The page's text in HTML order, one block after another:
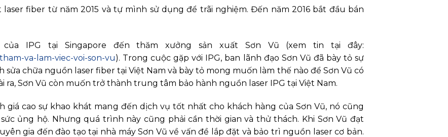
fiber từ năm 2015 và tự mình sử dụng để trãi nghiệm. Đến năm 2016 bắt đầu bán
của IPG tại Singapore đến thăm xưởng sản xuất Sơn Vũ (xem tin tại đây:
va-lam-viec-voi-son-vu). Trong cuộc gặp với IPG, ban lãnh đạo Sơn Vũ đã bày tỏ sự
sửa chữa nguồn laser fiber tại Việt Nam và bày tỏ mong muốn làm thế nào để Sơn Vũ có
ra, Sơn Vũ còn muốn trở thành trung tâm bảo hành nguồn laser IPG tại Việt Nam.
giá cao sự khao khát mang đến dịch vụ tốt nhất cho khách hàng của Sơn Vũ, nó cũng
ủng hộ. Nhưng quá trình này cũng phải cần thời gian và thử thách. Khi Sơn Vũ đạt
gia đến đào tạo tại nhà máy Sơn Vũ về vấn đề lắp đặt và bảo trì nguồn laser cơ bản.